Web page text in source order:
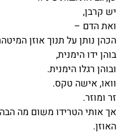
יש קרבן,
ואת הדם –
הכהן נותן על תנוך אוזן
בוהן ידו הימנית,
ובוהן רגלו הימנית.
וואו, אישה טקס.
זר ומוזר.
אך אותי הטרידו משום מה
האוזן.